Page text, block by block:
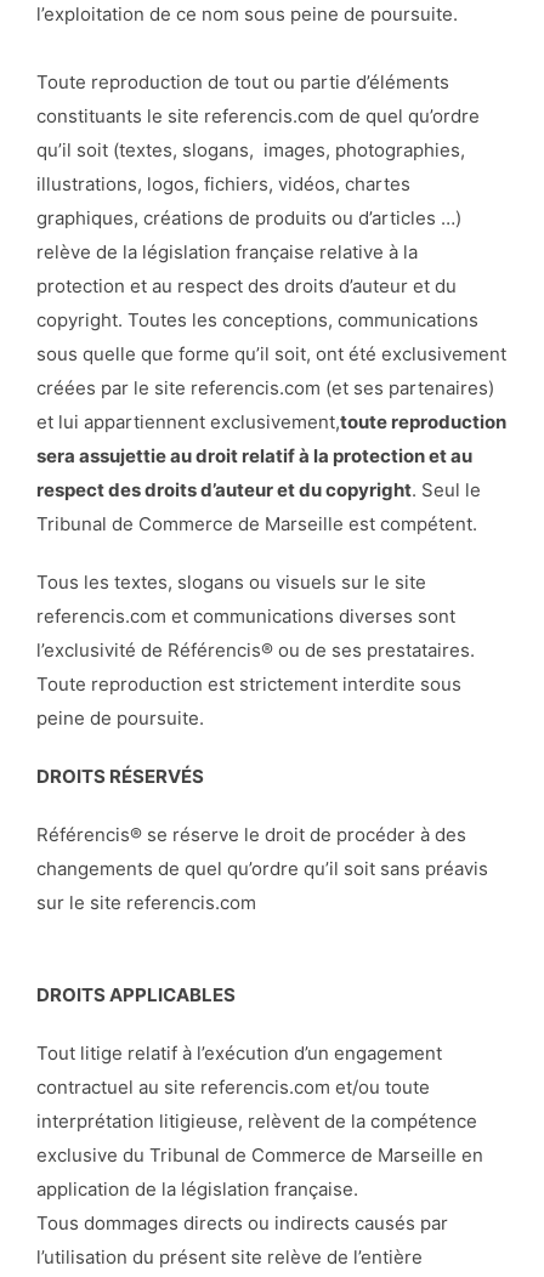
l’exploitation de ce nom sous peine de poursuite.
Toute reproduction de tout ou partie d’éléments
constituants le site referencis.com de quel qu’ordre
qu’il soit (textes, slogans, images, photographies,
illustrations, logos, fichiers, vidéos, chartes
graphiques, créations de produits ou d’articles …)
relève de la législation française relative à la
protection et au respect des droits d’auteur et du
copyright. Toutes les conceptions, communications
sous quelle que forme qu’il soit, ont été exclusivement
créées par le site referencis.com (et ses partenaires)
et lui appartiennent exclusivement,toute reproduction
sera assujettie au droit relatif à la protection et au
respect des droits d’auteur et du copyright. Seul le
Tribunal de Commerce de Marseille est compétent.
Tous les textes, slogans ou visuels sur le site
referencis.com et communications diverses sont
l’exclusivité de Référencis® ou de ses prestataires.
Toute reproduction est strictement interdite sous
peine de poursuite.
DROITS RÉSERVÉS
Référencis® se réserve le droit de procéder à des
changements de quel qu’ordre qu’il soit sans préavis
sur le site referencis.com
DROITS APPLICABLES
Tout litige relatif à l’exécution d’un engagement
contractuel au site referencis.com et/ou toute
interprétation litigieuse, relèvent de la compétence
exclusive du Tribunal de Commerce de Marseille en
application de la législation française.
Tous dommages directs ou indirects causés par
l’utilisation du présent site relève de l’entière